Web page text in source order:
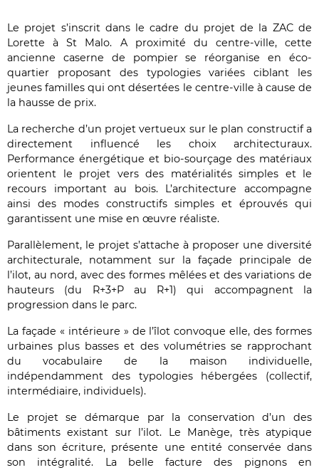
Le projet s’inscrit dans le cadre du projet de la ZAC de
Lorette à St Malo. A proximité du centre-ville, cette
ancienne caserne de pompier se réorganise en éco-
quartier proposant des typologies variées ciblant les
jeunes familles qui ont désertées le centre-ville à cause de
la hausse de prix.
La recherche d’un projet vertueux sur le plan constructif a
directement influencé les choix architecturaux.
Performance énergétique et bio-sourçage des matériaux
orientent le projet vers des matérialités simples et le
recours important au bois. L’architecture accompagne
ainsi des modes constructifs simples et éprouvés qui
garantissent une mise en œuvre réaliste.
Parallèlement, le projet s’attache à proposer une diversité
architecturale, notamment sur la façade principale de
l’ilot, au nord, avec des formes mêlées et des variations de
hauteurs (du R+3+P au R+1) qui accompagnent la
progression dans le parc.
La façade « intérieure » de l’îlot convoque elle, des formes
urbaines plus basses et des volumétries se rapprochant
du vocabulaire de la maison individuelle,
indépendamment des typologies hébergées (collectif,
intermédiaire, individuels).
Le projet se démarque par la conservation d’un des
bâtiments existant sur l’ilot. Le Manège, très atypique
dans son écriture, présente une entité conservée dans
son intégralité. La belle facture des pignons en